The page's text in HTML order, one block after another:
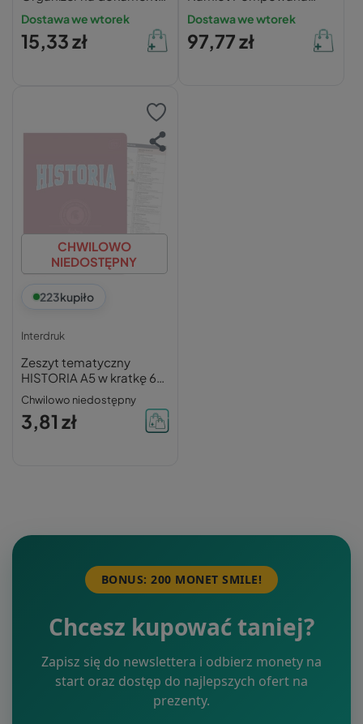
75 mm SAT.G BLOSSOM
Dostawa we wtorek
15,33 zł
Miękka Wygodna NILS
NC4007
Dostawa we wtorek
97,77 zł
CHWILOWO
NIEDOSTĘPNY
223kupiło
Interdruk
Zeszyt tematyczny
HISTORIA A5 w kratkę 60
kartek INTERDRUK ze
ściągą
Chwilowo niedostępny
3,81 zł
BONUS: 200 MONET SMILE!
Chcesz kupować taniej?
Zapisz się do newslettera i odbierz monety na
start oraz dostęp do najlepszych ofert na
prezenty.